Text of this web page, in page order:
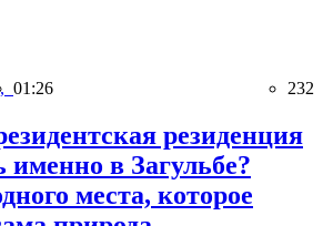
01:26 232
резиденция
именно в Загульбе?
места, которое